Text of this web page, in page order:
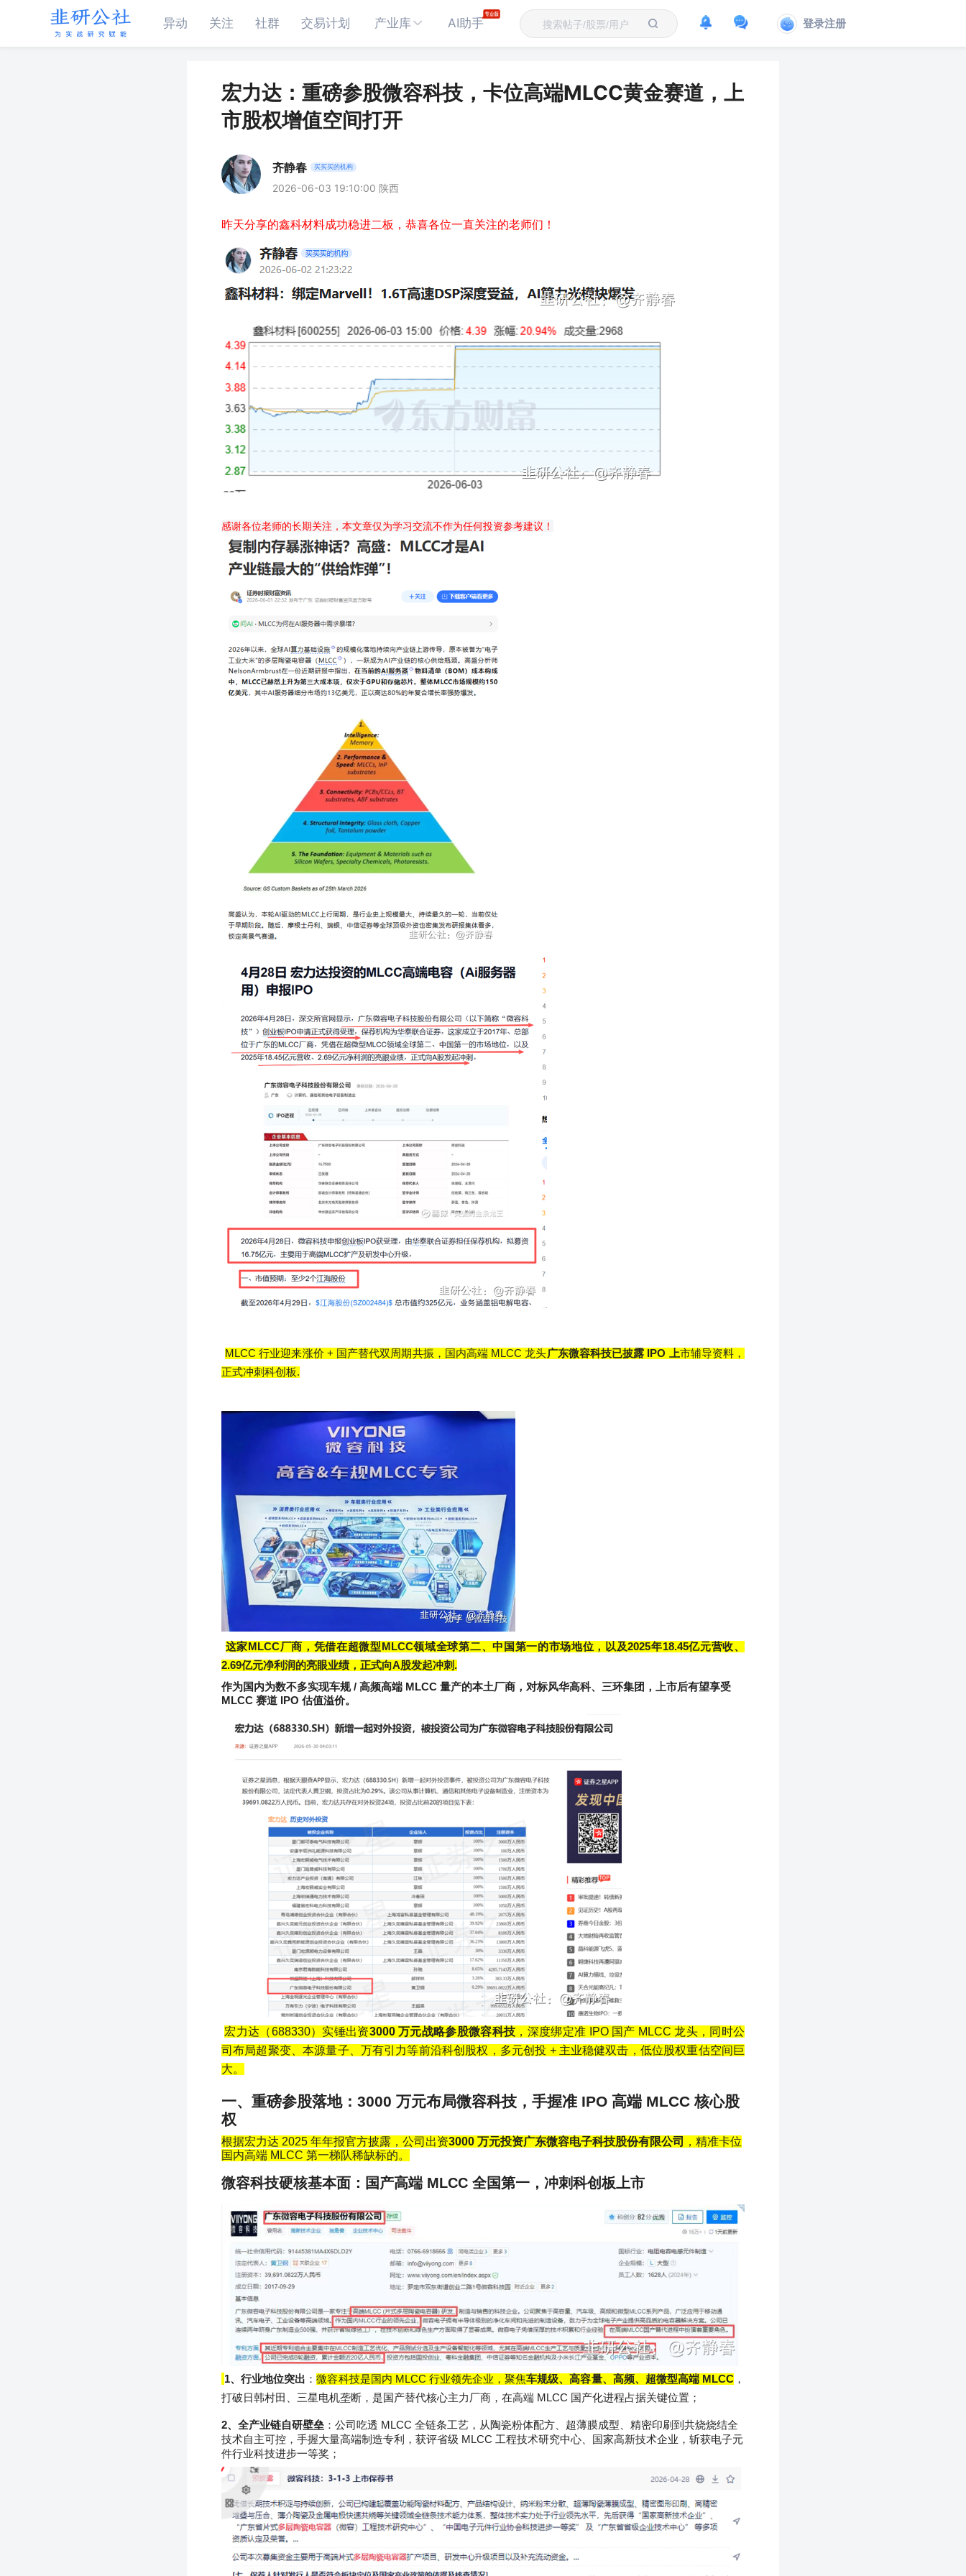
异动 关注 社群 交易计划 产业库 AI助手 登录注册
宏力达：重磅参股微容科技，卡位高端MLCC黄金赛道，上
市股权增值空间打开
齐静春 买买买的机构
2026-06-03 19:10:00 陕西
昨天分享的鑫科材料成功稳进二板，恭喜各位一直关注的老师们！
感谢各位老师的长期关注，本文章仅为学习交流不作为任何投资参考建议！
MLCC行业迎来涨价+ 国产替代双周期共振，国内高端 MLCC龙头广东微容科技已披露 IPO 上市辅导资料，
正式冲刺科创板.
这家 MLCC厂商，凭借在超微型 MLCC领域全球第二、中国第一的市场地位，以及2025年18.45亿元营收、
2.69亿元净利润的亮眼业绩，正式向A股发起冲刺.
作为国内为数不多实现车规/ 高频高端 MLCC 量产的本土厂商，对标风华高科、三环集团，上市后有望享受
MLCC 赛道 IPO 估值溢价。
宏力达（688330）实锤出资3000万元战略参股微容科技 ，深度绑定准 IPO 国产 MLCC龙头，同时公
司布局超聚变、本源量子、万有引力等前沿科创股权，多元创投 + 主业稳健双击，低位股权重估空间巨
大。
一、重磅参股落地： 3000 万元布局微容科技，手握准IPO 高端 MLCC核心股
权
根据宏力达 2025 年年报官方披露，公司出资3000 万元投资广东微容电子科技股份有限公司
，精准卡位
国内高端 MLCC 第一梯队稀缺标的。
微容科技硬核基本面：国产高端 MLCC 全国第一，冲刺科创板上市
1、行业地位突出 ：微容科技是国内 MLCC 行业领先企业，聚焦车规级、高容量、高频、超微型高端MLCC ，
打破日韩村田、三星电机垄断，是国产替代核心主力厂商，在高端 MLCC 国产化进程占据关键位置；
2、全产业链自研壁垒 ：公司吃透 MLCC 全链条工艺，从陶瓷粉体配方、超薄膜成型、精密印刷到共烧烧结全
技术自主可控，手握大量高端制造专利，获评省级 MLCC 工程技术研究中心、国家高新技术企业，斩获电子元
件行业科技进步一等奖；